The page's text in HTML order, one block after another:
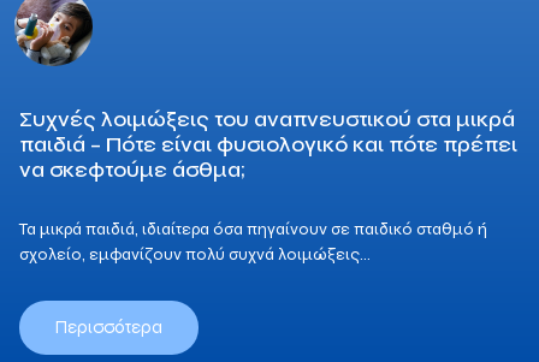
Συχνές λοιμώξεις του αναπνευστικού στα μικρά
παιδιά – Πότε είναι φυσιολογικό και πότε πρέπει
να σκεφτούμε άσθμα;
Τα μικρά παιδιά, ιδιαίτερα όσα πηγαίνουν σε παιδικό σταθμό ή
σχολείο, εμφανίζουν πολύ συχνά λοιμώξεις…
Περισσότερα